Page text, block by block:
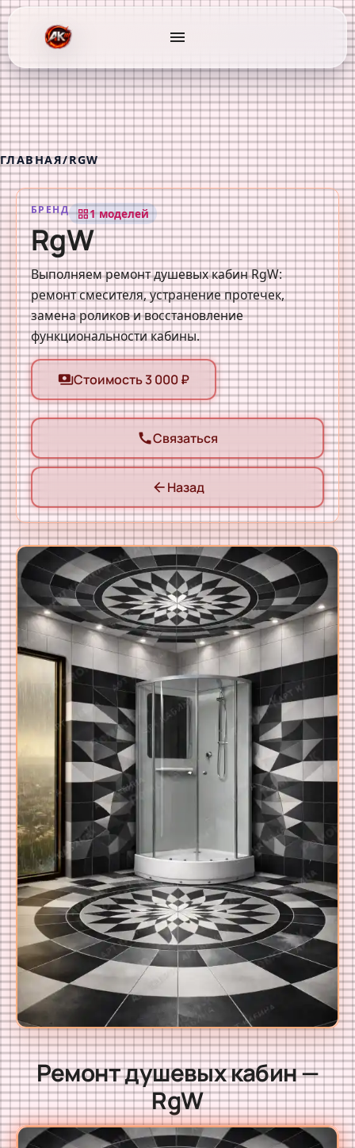
menu
ГЛАВНАЯ/RGW
БРЕНД grid_view1 моделей
RgW
Выполняем ремонт душевых кабин RgW:
ремонт смесителя, устранение протечек,
замена роликов и восстановление
функциональности кабины.
paymentsСтоимость 3 000 ₽
callСвязаться
arrow_back Назад
Ремонт душевых кабин —
RgW